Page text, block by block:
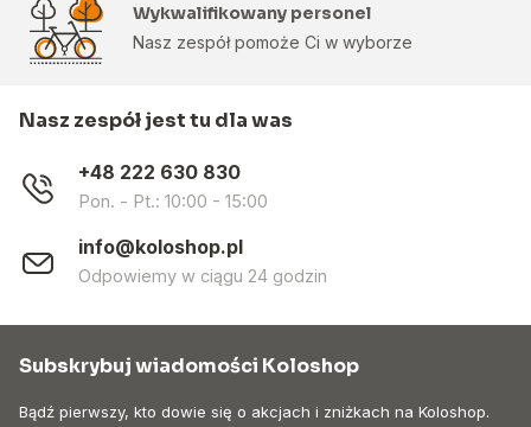
Wykwalifikowany personel
Nasz zespół pomoże Ci w wyborze
Nasz zespół jest tu dla was
+48 222 630 830
Pon. - Pt.: 10:00 - 15:00
info@koloshop.pl
Odpowiemy w ciągu 24 godzin
Subskrybuj wiadomości Koloshop
Bądź pierwszy, kto dowie się o akcjach i zniżkach na Koloshop.